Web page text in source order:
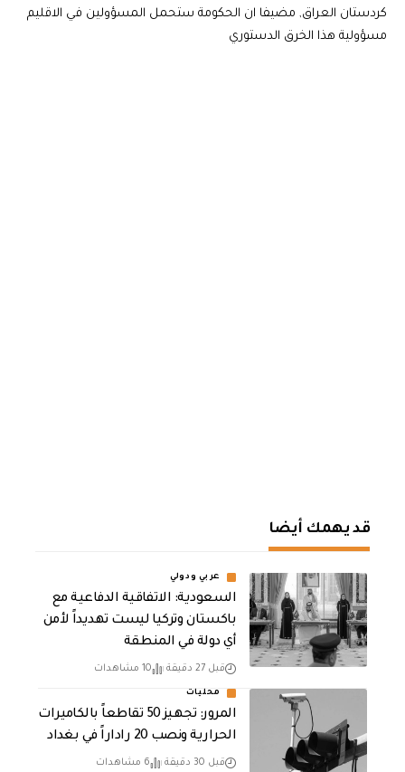
كردستان العراق, مضيفا ان الحكومة ستحمل المسؤولين في الاقليم
مسؤولية هذا الخرق الدستوري
قد يهمك أيضا
عربي ودولي
السعودية: الاتفاقية الدفاعية مع
باكستان وتركيا ليست تهديداً لأمن
أي دولة في المنطقة
قبل 27 دقيقة 10 مشاهدات
محليات
المرور: تجهيز 50 تقاطعاً بالكاميرات
الحرارية ونصب 20 راداراً في بغداد
قبل 30 دقيقة 6 مشاهدات